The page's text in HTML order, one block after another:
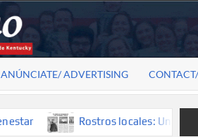
ANÚNCIATE/ ADVERTISING
Rostros locales: Una mirada que